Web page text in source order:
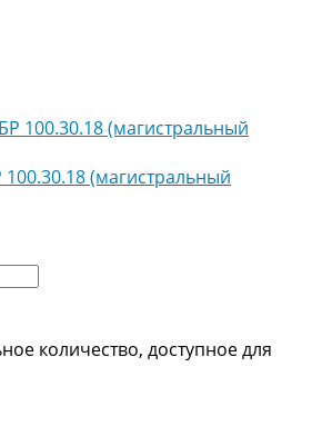
(магистральный
количество, доступное для